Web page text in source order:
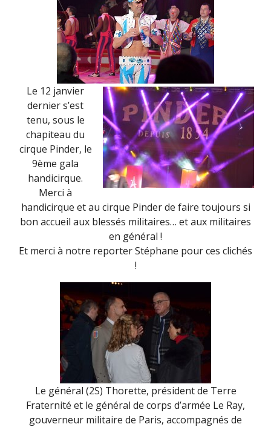
Le 12 janvier
dernier s’est
tenu, sous le
chapiteau du
cirque Pinder, le
9ème gala
handicirque.
Merci à
handicirque et au cirque Pinder de faire toujours si
bon accueil aux blessés militaires… et aux militaires
en général !
Et merci à notre reporter Stéphane pour ces clichés
!
Le général (2S) Thorette, président de Terre
Fraternité et le général de corps d’armée Le Ray,
gouverneur militaire de Paris, accompagnés de